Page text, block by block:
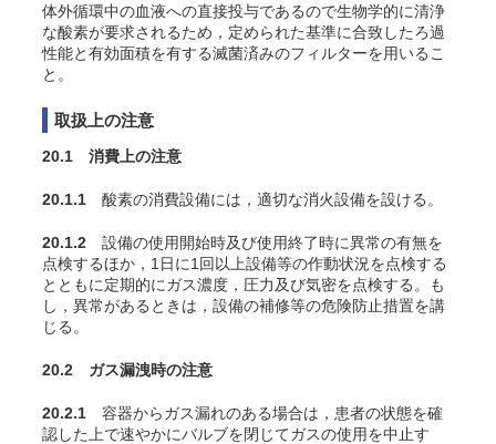
体外循環中の血液への直接投与であるので生物学的に清浄
な酸素が要求されるため，定められた基準に合致したろ過
性能と有効面積を有する滅菌済みのフィルターを用いるこ
と。
取扱上の注意
20.1 消費上の注意
20.1.1 酸素の消費設備には，適切な消火設備を設ける。
20.1.2 設備の使用開始時及び使用終了時に異常の有無を
点検するほか，1日に1回以上設備等の作動状況を点検する
とともに定期的にガス濃度，圧力及び気密を点検する。も
し，異常があるときは，設備の補修等の危険防止措置を講
じる。
20.2 ガス漏洩時の注意
20.2.1 容器からガス漏れのある場合は，患者の状態を確
認した上で速やかにバルブを閉じてガスの使用を中止す